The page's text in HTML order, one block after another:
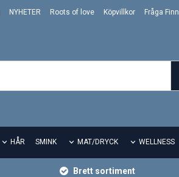
NYHETER Roots of love Köpvillkor Fråga Finn
HÅR SMINK MAT/DRYCK WELLNESS
Brett sortiment